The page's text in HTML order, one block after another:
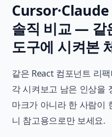
솔직 비교 — 같
도구에 시켜본
같은 React 컴포넌트 리
각 시켜보고 남은 인상을
마크가 아니라 한 사람이
니 참고용으로만 보세요.